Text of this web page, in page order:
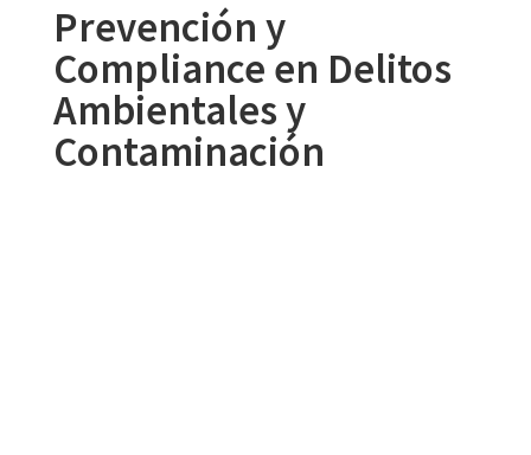
Prevención y
Compliance en Delitos
Ambientales y
Contaminación